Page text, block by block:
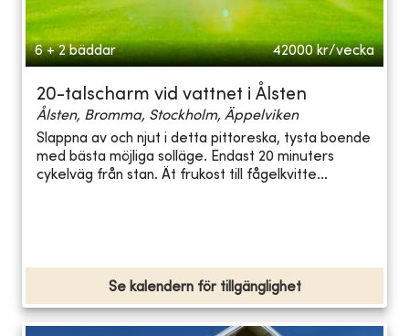
6 + 2 bäddar 42000 kr/vecka
20-talscharm vid vattnet i Ålsten
Ålsten, Bromma, Stockholm, Äppelviken
Slappna av och njut i detta pittoreska, tysta boende
med bästa möjliga solläge. Endast 20 minuters
cykelväg från stan. Ät frukost till fågelkvitte...
Se kalendern för tillgänglighet